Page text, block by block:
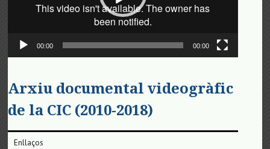
00:00 00:00
Arxiu documental videogràfic
de la CIC (2010-2018)
Enllaços